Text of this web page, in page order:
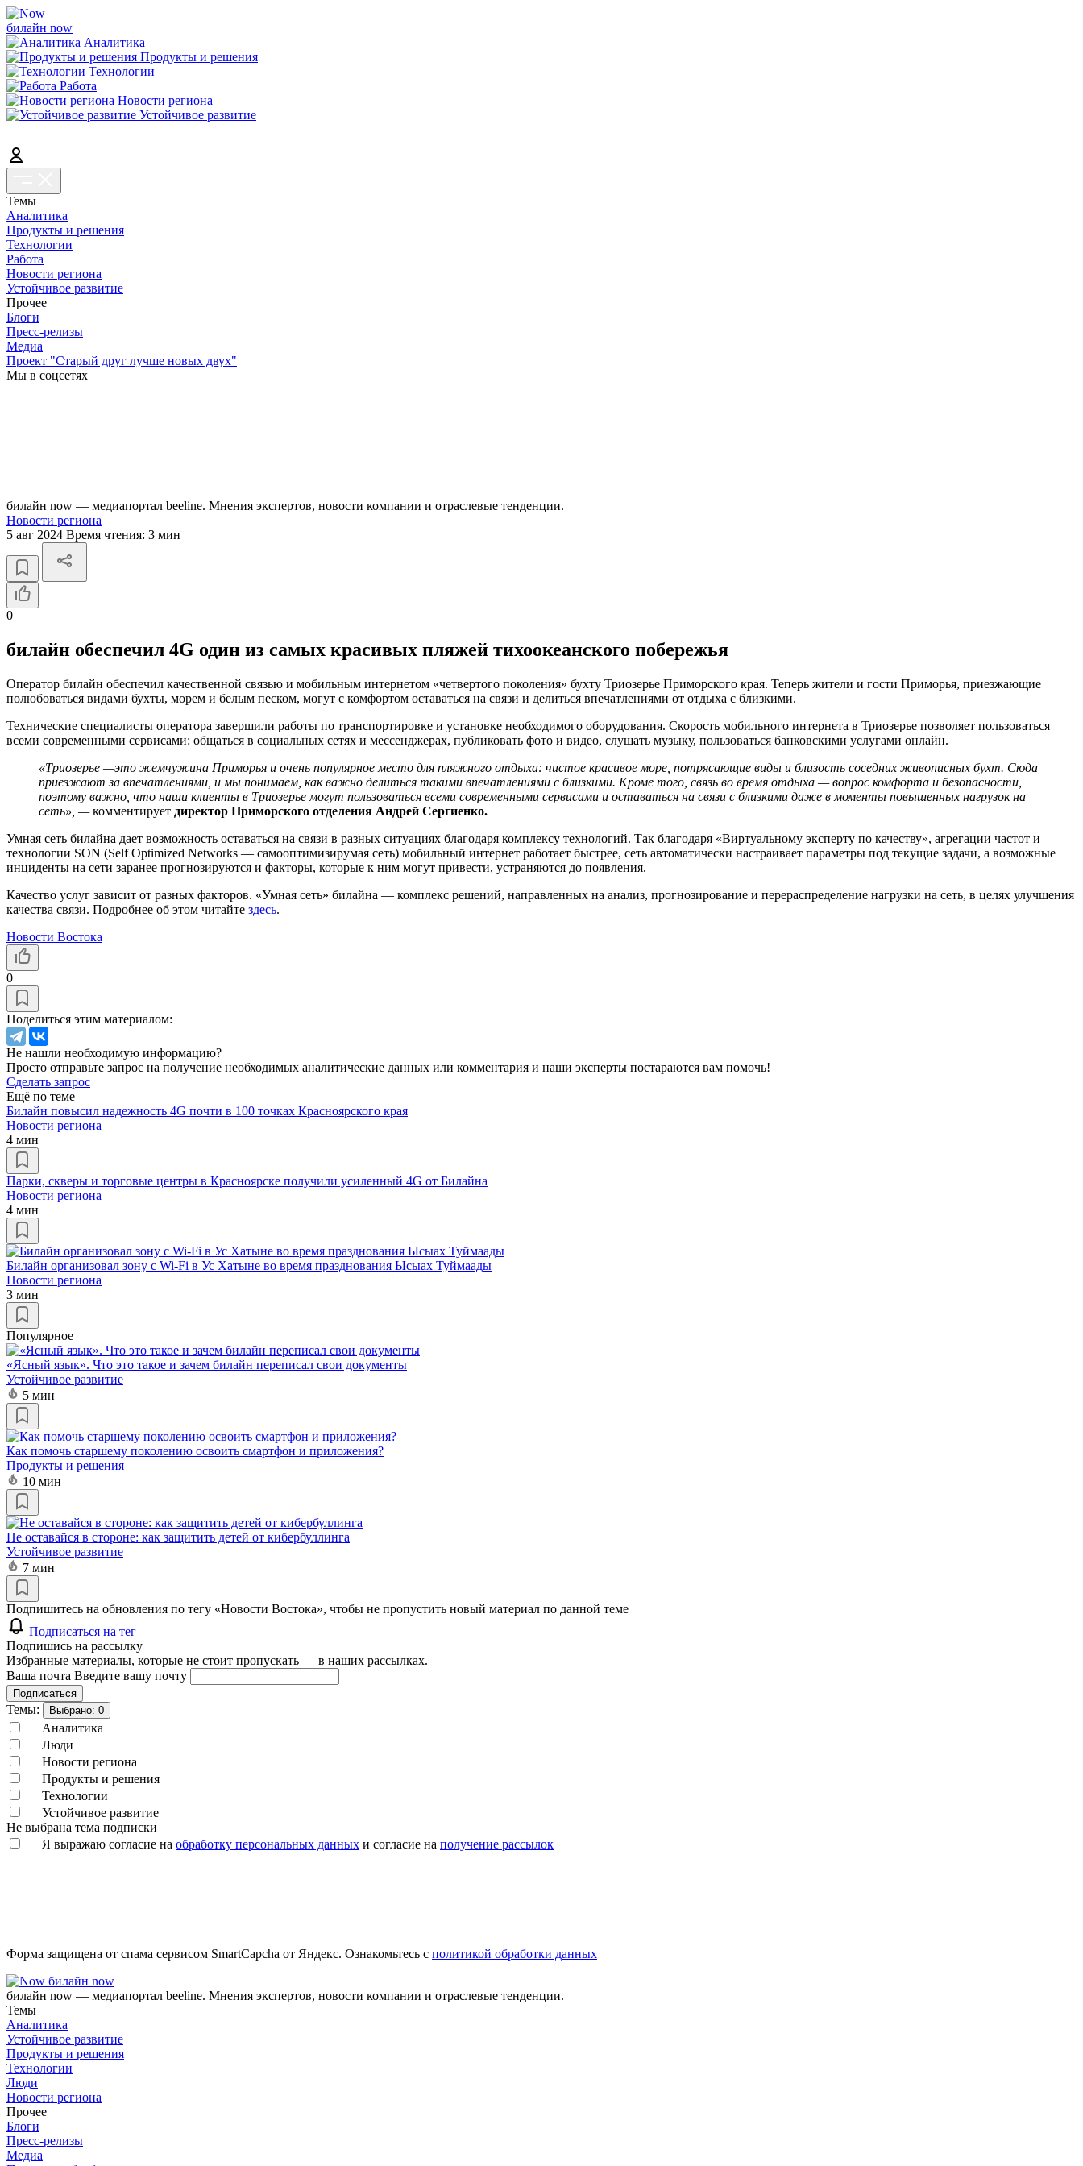
билайн now
Аналитика
Продукты и решения
Технологии
Работа
Новости региона
Устойчивое развитие
Темы
Аналитика
Продукты и решения
Технологии
Работа
Новости региона
Устойчивое развитие
Прочее
Блоги
Пресс-релизы
Медиа
Проект "Старый друг лучше новых двух"
Мы в соцсетях
билайн now — медиапортал beeline. Мнения экспертов, новости компании и отраслевые тенденции.
Новости региона
5 авг 2024 Время чтения: 3 мин
0
билайн обеспечил 4G один из самых красивых пляжей тихоокеанского побережья
Оператор билайн обеспечил качественной связью и мобильным интернетом «четвертого поколения» бухту Триозерье Приморского края. Теперь жители и гости Приморья, приезжающие
полюбоваться видами бухты, морем и белым песком, могут с комфортом оставаться на связи и делиться впечатлениями от отдыха с близкими.
Технические специалисты оператора завершили работы по транспортировке и установке необходимого оборудования. Скорость мобильного интернета в Триозерье позволяет пользоваться
всеми современными сервисами: общаться в социальных сетях и мессенджерах, публиковать фото и видео, слушать музыку, пользоваться банковскими услугами онлайн.
«Триозерье —это жемчужина Приморья и очень популярное место для пляжного отдыха: чистое красивое море, потрясающие виды и близость соседних живописных бухт. Сюда
приезжают за впечатлениями, и мы понимаем, как важно делиться такими впечатлениями с близкими. Кроме того, связь во время отдыха — вопрос комфорта и безопасности,
поэтому важно, что наши клиенты в Триозерье могут пользоваться всеми современными сервисами и оставаться на связи с близкими даже в моменты повышенных нагрузок на
сеть», —комментирует директор Приморского отделения Андрей Сергиенко.
Умная сеть билайна дает возможность оставаться на связи в разных ситуациях благодаря комплексу технологий. Так благодаря «Виртуальному эксперту по качеству», агрегации частот и
технологии SON (Self Optimized Networks — самооптимизирумая сеть) мобильный интернет работает быстрее, сеть автоматически настраивает параметры под текущие задачи, а возможные
инциденты на сети заранее прогнозируются и факторы, которые к ним могут привести, устраняются до появления.
Качество услуг зависит от разных факторов. «Умная сеть» билайна — комплекс решений, направленных на анализ, прогнозирование и перераспределение нагрузки на сеть, в целях улучшения
качества связи. Подробнее об этом читайте здесь.
Новости Востока
0
Поделиться этим материалом:
Не нашли необходимую информацию?
Просто отправьте запрос на получение необходимых аналитические данных или комментария и наши эксперты постараются вам помочь!
Сделать запрос
Ещё по теме
Билайн повысил надежность 4G почти в 100 точках Красноярского края
Новости региона
4 мин
Парки, скверы и торговые центры в Красноярске получили усиленный 4G от Билайна
Новости региона
4 мин
Билайн организовал зону с Wi-Fi в Ус Хатыне во время празднования Ысыах Туймаады
Новости региона
3 мин
Популярное
«Ясный язык». Что это такое и зачем билайн переписал свои документы
Устойчивое развитие
5 мин
Как помочь старшему поколению освоить смартфон и приложения?
Продукты и решения
10 мин
Не оставайся в стороне: как защитить детей от кибербуллинга
Устойчивое развитие
7 мин
Подпишитесь на обновления по тегу «Новости Востока», чтобы не пропустить новый материал по данной теме
Подписаться на тег
Подпишись на рассылку
Избранные материалы, которые не стоит пропускать — в наших рассылках.
Ваша почта Введите вашу почту
Подписаться
Темы: Выбрано: 0
Аналитика
Люди
Новости региона
Продукты и решения
Технологии
Устойчивое развитие
Не выбрана тема подписки
Я выражаю согласие на обработку персональных данных и согласие на получение рассылок
Форма защищена от спама сервисом SmartCapcha от Яндекс. Ознакомьтесь с политикой обработки данных
билайн now
билайн now — медиапортал beeline. Мнения экспертов, новости компании и отраслевые тенденции.
Темы
Аналитика
Устойчивое развитие
Продукты и решения
Технологии
Люди
Новости региона
Прочее
Блоги
Пресс-релизы
Медиа